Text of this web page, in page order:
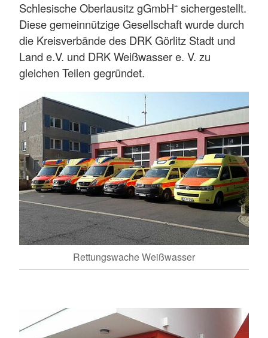
Schlesische Oberlausitz gGmbH“ sichergestellt.
Diese gemeinnützige Gesellschaft wurde durch
die Kreisverbände des DRK Görlitz Stadt und
Land e.V. und DRK Weißwasser e. V. zu
gleichen Teilen gegründet.
Rettungswache Weißwasser